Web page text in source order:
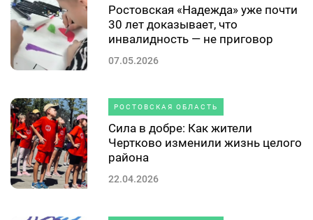
Ростовская «Надежда» уже почти
30 лет доказывает, что
инвалидность — не приговор
07.05.2026
РОСТОВСКАЯ ОБЛАСТЬ
Сила в добре: Как жители
Чертково изменили жизнь целого
района
22.04.2026